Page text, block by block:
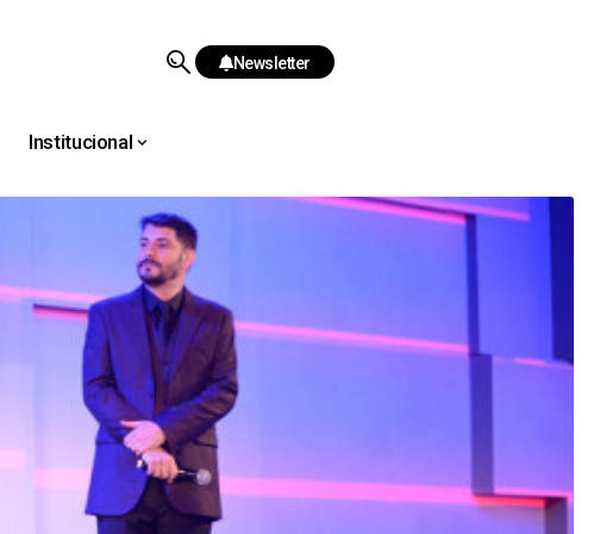
Newsletter
Institucional